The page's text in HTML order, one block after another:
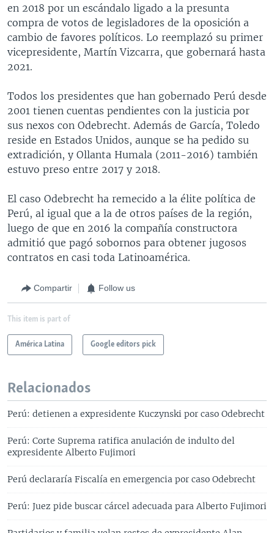
en 2018 por un escándalo ligado a la presunta
compra de votos de legisladores de la oposición a
cambio de favores políticos. Lo reemplazó su primer
vicepresidente, Martín Vizcarra, que gobernará hasta
2021.
Todos los presidentes que han gobernado Perú desde
2001 tienen cuentas pendientes con la justicia por
sus nexos con Odebrecht. Además de García, Toledo
reside en Estados Unidos, aunque se ha pedido su
extradición, y Ollanta Humala (2011-2016) también
estuvo preso entre 2017 y 2018.
El caso Odebrecht ha remecido a la élite política de
Perú, al igual que a la de otros países de la región,
luego de que en 2016 la compañía constructora
admitió que pagó sobornos para obtener jugosos
contratos en casi toda Latinoamérica.
Compartir Follow us
This item is part of
América Latina Google editors pick
Relacionados
Perú: detienen a expresidente Kuczynski por caso Odebrecht
Perú: Corte Suprema ratifica anulación de indulto del
expresidente Alberto Fujimori
Perú declararía Fiscalía en emergencia por caso Odebrecht
Perú: Juez pide buscar cárcel adecuada para Alberto Fujimori